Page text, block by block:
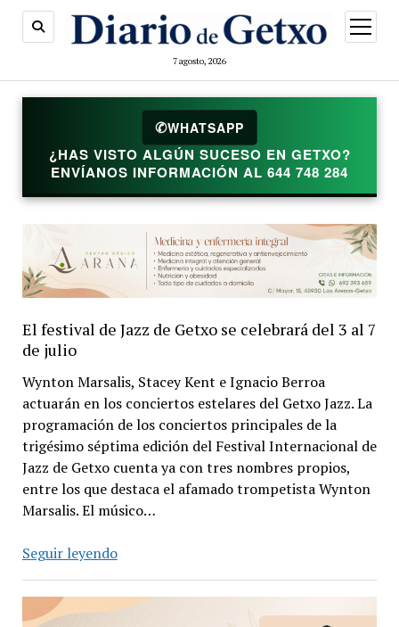
7 agosto, 2026
abrir
menú
✆WHATSAPP
¿HAS VISTO ALGÚN SUCESO EN GETXO?
ENVÍANOS INFORMACIÓN AL 644 748 284
El festival de Jazz de Getxo se celebrará del 3 al 7
de julio
Wynton Marsalis, Stacey Kent e Ignacio Berroa
actuarán en los conciertos estelares del Getxo Jazz. La
programación de los conciertos principales de la
trigésimo séptima edición del Festival Internacional de
Jazz de Getxo cuenta ya con tres nombres propios,
entre los que destaca el afamado trompetista Wynton
Marsalis. El músico…
Seguir leyendoEl
de